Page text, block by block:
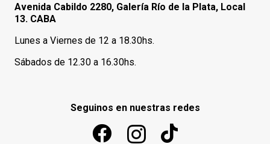
Avenida Cabildo 2280, Galería Río de la Plata, Local
13. CABA
Lunes a Viernes de 12 a 18.30hs.
Sábados de 12.30 a 16.30hs.
Seguinos en nuestras redes